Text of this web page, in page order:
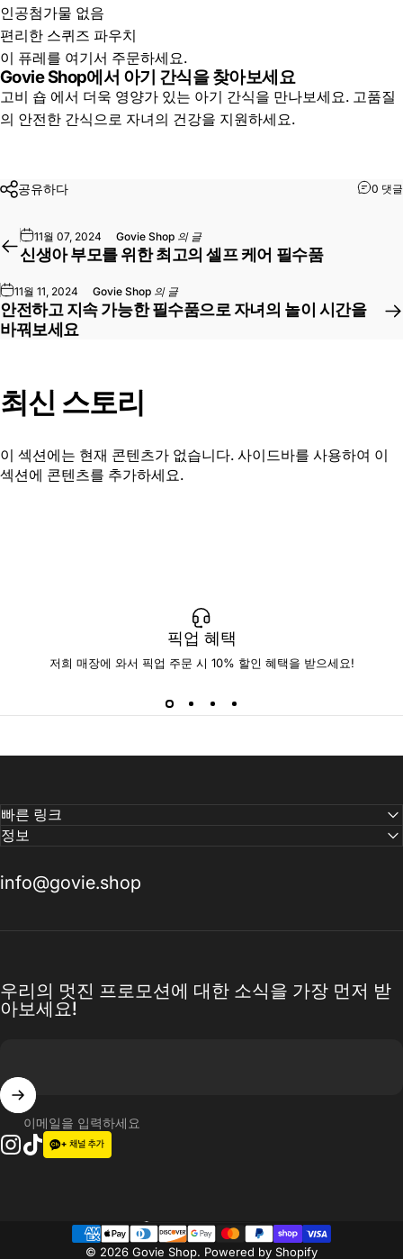
인공첨가물 없음
편리한 스퀴즈 파우치
이 퓨레를 여기서 주문하세요.
Govie Shop에서 아기 간식을 찾아보세요
고비 숍 에서 더욱 영양가 있는 아기 간식을 만나보세요. 고품질
의 안전한 간식으로 자녀의 건강을 지원하세요.
공유하다 0 댓글
11월 07, 2024 Govie Shop 의 글
신생아 부모를 위한 최고의 셀프 케어 필수품
11월 11, 2024 Govie Shop 의 글
안전하고 지속 가능한 필수품으로 자녀의 놀이 시간을
바꿔보세요
최신 스토리
이 섹션에는 현재 콘텐츠가 없습니다. 사이드바를 사용하여 이
섹션에 콘텐츠를 추가하세요.
픽업 혜택
저희 매장에 와서 픽업 주문 시 10% 할인 혜택을 받으세요!
빠른 링크
정보
info@govie.shop
우리의 멋진 프로모션에 대한 소식을 가장 먼저 받
아보세요!
이메일을 입력하세요
인스타그램
틱톡
© 2026 Govie Shop. Powered by Shopify
언어